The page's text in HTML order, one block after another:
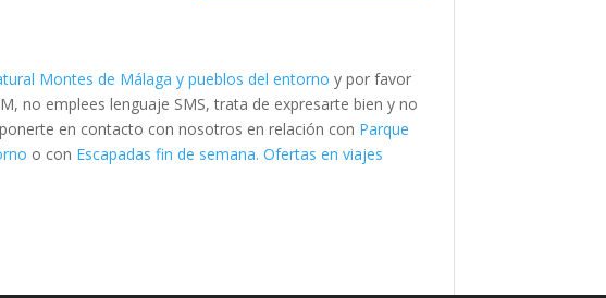
Montes de Málaga y pueblos del entorno y por favor
no emplees lenguaje SMS, trata de expresarte bien y no
en contacto con nosotros en relación con Parque
o con Escapadas fin de semana. Ofertas en viajes